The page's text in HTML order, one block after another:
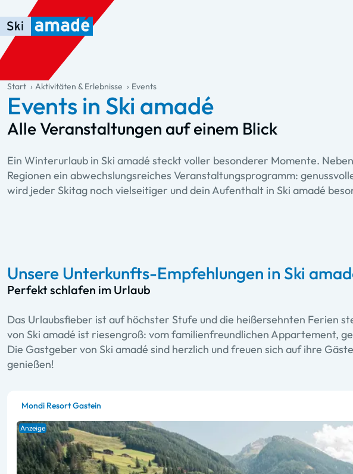
Zum Haupt-Inhalt springen
Springe zur Tabelle
Zur Haupt-Navigation springen
general.table-of-content
Start Aktivitäten & Erlebnisse Events
Events in Ski amadé
Alle Veranstaltungen auf einem Blick
Ein Winterurlaub in Ski amadé steckt voller besonderer Momente.
Regionen ein abwechslungsreiches Veranstaltungsprogramm:
wird jeder Skitag noch vielseitiger und dein Aufenthalt in Ski amadé
Unsere Unterkunfts-Empfehlungen in Ski
Perfekt schlafen im Urlaub
Das Urlaubsfieber ist auf höchster Stufe und die heißersehnten Ferien
von Ski amadé ist riesengroß: vom familienfreundlichen Appartement,
Die Gastgeber von Ski amadé sind herzlich und freuen sich auf ihre
genießen!
Mondi Resort Gastein
Anzeige